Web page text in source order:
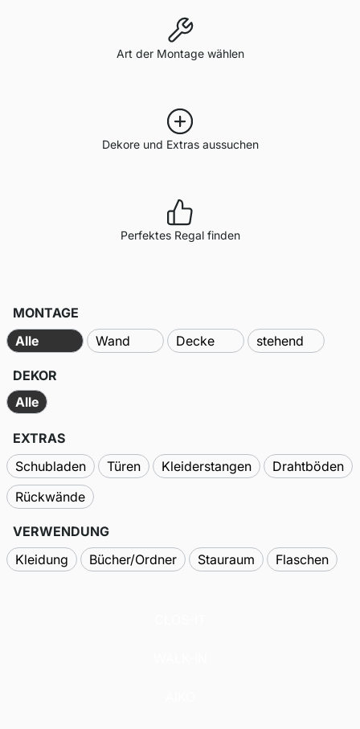
Art der Montage wählen
Dekore und Extras aussuchen
Perfektes Regal finden
MONTAGE
Alle
Wand Decke stehend
DEKOR
Alle
EXTRAS
Schubladen
Türen Kleiderstangen
Drahtböden
Rückwände
VERWENDUNG
Kleidung
Bücher/Ordner Stauraum Flaschen